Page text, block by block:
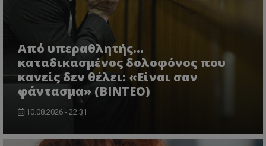
Από υπεραθλητής...
καταδικασμένος δολοφόνος που
κανείς δεν θέλει: «Είναι σαν
φάντασμα» (BINTEO)
10.08.2026 - 22:31